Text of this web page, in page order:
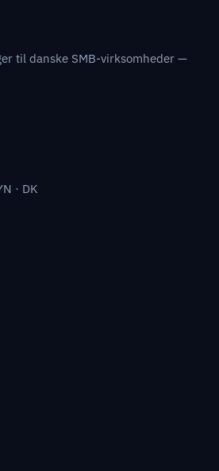
til danske SMB-virksomheder —
· DK